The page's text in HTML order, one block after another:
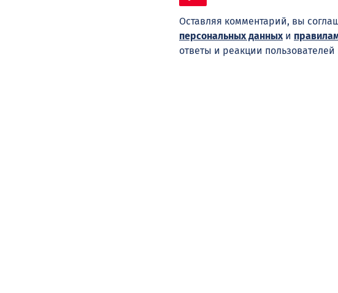
Оставляя комментарий, вы
персональных данныхи
ответы и реакции